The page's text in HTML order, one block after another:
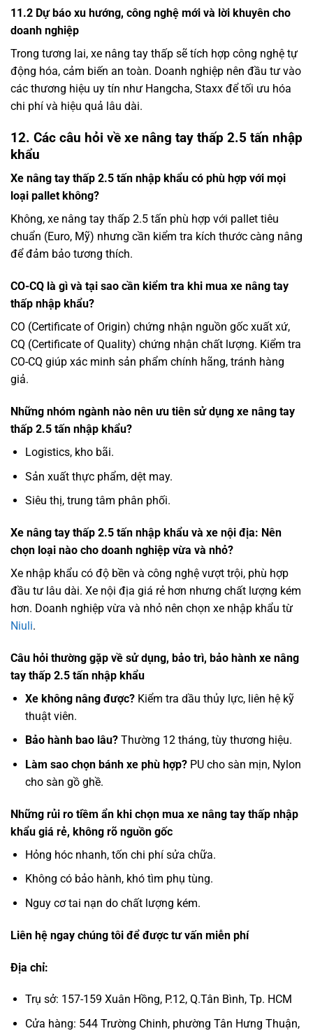
11.2 Dự báo xu hướng, công nghệ mới và lời khuyên cho
doanh nghiệp
Trong tương lai, xe nâng tay thấp sẽ tích hợp công nghệ tự
động hóa, cảm biến an toàn. Doanh nghiệp nên đầu tư vào
các thương hiệu uy tín như Hangcha, Staxx để tối ưu hóa
chi phí và hiệu quả lâu dài.
12. Các câu hỏi về xe nâng tay thấp 2.5 tấn nhập
khẩu
Xe nâng tay thấp 2.5 tấn nhập khẩu có phù hợp với mọi
loại pallet không?
Không, xe nâng tay thấp 2.5 tấn phù hợp với pallet tiêu
chuẩn (Euro, Mỹ) nhưng cần kiểm tra kích thước càng nâng
để đảm bảo tương thích.
CO-CQ là gì và tại sao cần kiểm tra khi mua xe nâng tay
thấp nhập khẩu?
CO (Certificate of Origin) chứng nhận nguồn gốc xuất xứ,
CQ (Certificate of Quality) chứng nhận chất lượng. Kiểm tra
CO-CQ giúp xác minh sản phẩm chính hãng, tránh hàng
giả.
Những nhóm ngành nào nên ưu tiên sử dụng xe nâng tay
thấp 2.5 tấn nhập khẩu?
Logistics, kho bãi.
Sản xuất thực phẩm, dệt may.
Siêu thị, trung tâm phân phối.
Xe nâng tay thấp 2.5 tấn nhập khẩu và xe nội địa: Nên
chọn loại nào cho doanh nghiệp vừa và nhỏ?
Xe nhập khẩu có độ bền và công nghệ vượt trội, phù hợp
đầu tư lâu dài. Xe nội địa giá rẻ hơn nhưng chất lượng kém
hơn. Doanh nghiệp vừa và nhỏ nên chọn xe nhập khẩu từ
Niuli.
Câu hỏi thường gặp về sử dụng, bảo trì, bảo hành xe nâng
tay thấp 2.5 tấn nhập khẩu
Xe không nâng được?Kiểm tra dầu thủy lực, liên hệ kỹ
thuật viên.
Bảo hành bao lâu?Thường 12 tháng, tùy thương hiệu.
Làm sao chọn bánh xe phù hợp?PU cho sàn mịn, Nylon
cho sàn gồ ghề.
Những rủi ro tiềm ẩn khi chọn mua xe nâng tay thấp nhập
khẩu giá rẻ, không rõ nguồn gốc
Hỏng hóc nhanh, tốn chi phí sửa chữa.
Không có bảo hành, khó tìm phụ tùng.
Nguy cơ tai nạn do chất lượng kém.
Liên hệ ngay chúng tôi để được tư vấn miễn phí
Địa chỉ:
Trụ sở: 157-159 Xuân Hồng, P.12, Q.Tân Bình, Tp. HCM
Cửa hàng: 544 Trường Chinh, phường Tân Hưng Thuận,